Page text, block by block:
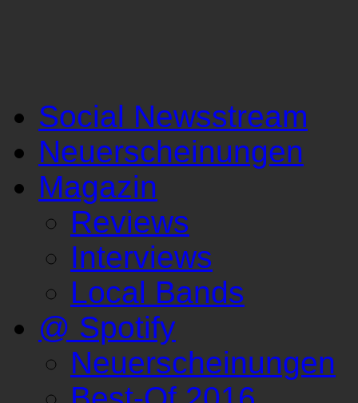
Social Newsstream
Neuerscheinungen
Magazin
Reviews
Interviews
Local Bands
@ Spotify
Neuerscheinungen